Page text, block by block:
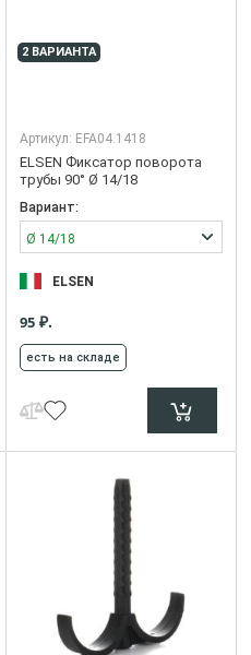
2 ВАРИАНТА
Артикул: EFA04.1418
ELSEN Фиксатор поворота
трубы 90° Ø 14/18
Вариант:
Ø 14/18
ELSEN
95 ₽.
есть на складе